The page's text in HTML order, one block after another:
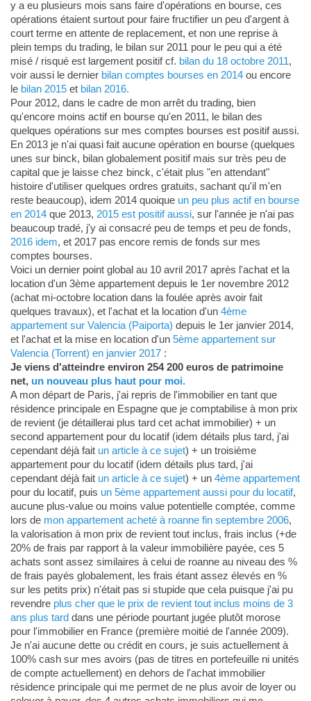
y a eu plusieurs mois sans faire d'opérations en bourse, ces
opérations étaient surtout pour faire fructifier un peu d'argent à
court terme en attente de replacement, et non une reprise à
plein temps du trading, le bilan sur 2011 pour le peu qui a été
misé / risqué est largement positif cf. bilan du 18 octobre 2011,
voir aussi le dernier bilan comptes bourses en 2014ou encore
le bilan 2015et bilan 2016.
Pour 2012, dans le cadre de mon arrêt du trading, bien
qu'encore moins actif en bourse qu'en 2011, le bilan des
quelques opérations sur mes comptes bourses est positif aussi.
En 2013 je n'ai quasi fait aucune opération en bourse (quelques
unes sur binck, bilan globalement positif mais sur très peu de
capital que je laisse chez binck, c'était plus "en attendant"
histoire d'utiliser quelques ordres gratuits, sachant qu'il m'en
reste beaucoup), idem 2014 quoique un peu plus actif en bourse
en 2014que 2013, 2015 est positif aussi, sur l'année je n'ai pas
beaucoup tradé, j'y ai consacré peu de temps et peu de fonds,
2016 idem, et 2017 pas encore remis de fonds sur mes
comptes bourses.
Voici un dernier point global au 10 avril 2017 après l'achat et la
location d'un 3ème appartement depuis le 1er novembre 2012
(achat mi-octobre location dans la foulée après avoir fait
quelques travaux), et l'achat et la location d'un 4ème
appartement sur Valencia (Paiporta) depuis le 1er janvier 2014,
et l'achat et la mise en location d'un 5ème appartement sur
Valencia (Torrent) en janvier 2017:
Je viens d'atteindre environ 254 200 euros de patrimoine
net, un nouveau plus haut pour moi.
A mon départ de Paris, j'ai repris de l'immobilier en tant que
résidence principale en Espagne que je comptabilise à mon prix
de revient (je détaillerai plus tard cet achat immobilier) + un
second appartement pour du locatif (idem détails plus tard, j'ai
cependant déjà fait un article à ce sujet) + un troisième
appartement pour du locatif (idem détails plus tard, j'ai
cependant déjà fait un article à ce sujet) + un 4ème appartement
pour du locatif, puis un 5ème appartement aussi pour du locatif,
aucune plus-value ou moins value potentielle comptée, comme
lors de mon appartement acheté à roanne fin septembre 2006,
la valorisation à mon prix de revient tout inclus, frais inclus (+de
20% de frais par rapport à la valeur immobilière payée, ces 5
achats sont assez similaires à celui de roanne au niveau des %
de frais payés globalement, les frais étant assez élevés en %
sur les petits prix) n'était pas si stupide que cela puisque j'ai pu
revendre plus cher que le prix de revient tout inclus moins de 3
ans plus tarddans une période pourtant jugée plutôt morose
pour l'immobilier en France (première moitié de l'année 2009).
Je n'ai aucune dette ou crédit en cours, je suis actuellement à
100% cash sur mes avoirs (pas de titres en portefeuille ni unités
de compte actuellement) en dehors de l'achat immobilier
résidence principale qui me permet de ne plus avoir de loyer ou